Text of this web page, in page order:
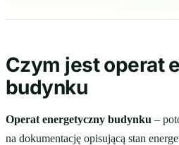
Czym jest operat
budynku
Operat energetyczny budynku –
na dokumentację opisującą stan